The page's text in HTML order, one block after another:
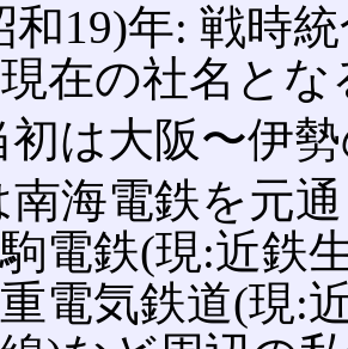
和19)年: 戦時
在の社名とな
初は大阪〜伊
南海電鉄を元
電鉄(現:近鉄
電気鉄道(現: